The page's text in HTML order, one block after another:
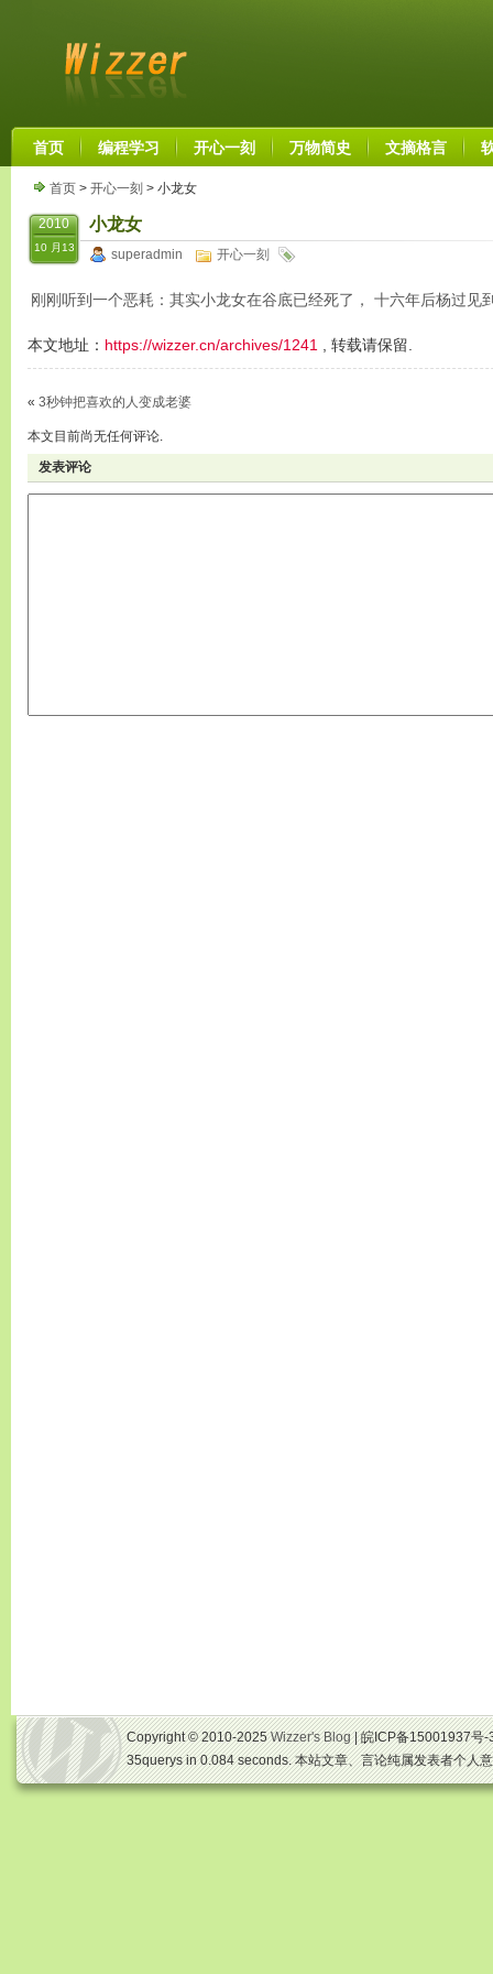
首页 编程学习 开心一刻 万物简史 文摘格言
首页 > 开心一刻 > 小龙女
2010
10 月13
小龙女
superadmin 开心一刻
刚刚听到一个恶耗：其实小龙女在谷底已经死了， 十六年后杨过
本文地址： https://wizzer.cn/archives/1241 , 转载请保留.
« 3秒钟把喜欢的人变成老婆
本文目前尚无任何评论.
发表评论
Copyright © 2010-2025Wizzer's Blog| 皖ICP备15001937号
35querys in 0.084 seconds. 本站文章、言论纯属发表者个人